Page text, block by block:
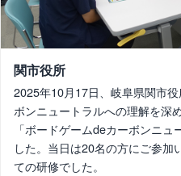
関市役所
2025年10月17日、岐阜県関市
ボンニュートラルへの理解を深
「ボードゲームdeカーボンニ
した。当日は20名の方にご参加
ての研修でした。